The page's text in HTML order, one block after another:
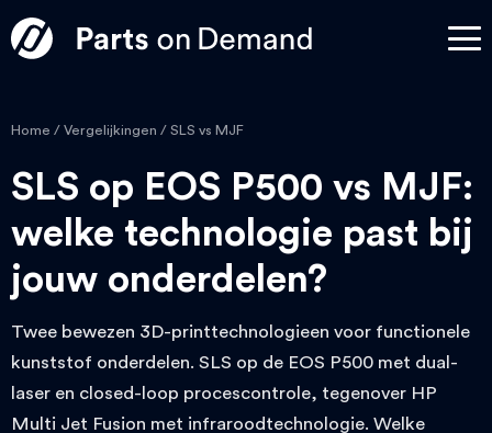
Home / Vergelijkingen / SLS vs MJF
SLS op EOS P500 vs MJF:
welke technologie past bij
jouw onderdelen?
Twee bewezen 3D-printtechnologieen voor functionele
kunststof onderdelen. SLS op de EOS P500 met dual-
laser en closed-loop procescontrole, tegenover HP
Multi Jet Fusion met infraroodtechnologie. Welke